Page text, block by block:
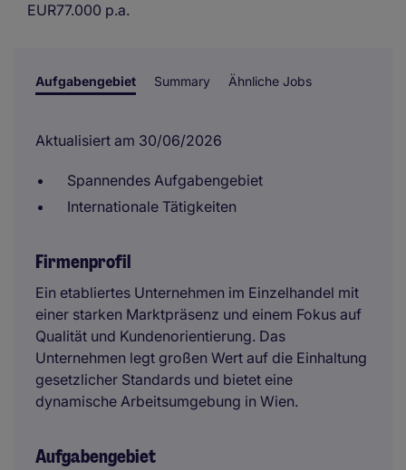
EUR77.000 p.a.
Aufgabengebiet Summary Ähnliche Jobs
Aktualisiert am 30/06/2026
Spannendes Aufgabengebiet
Internationale Tätigkeiten
Firmenprofil
Ein etabliertes Unternehmen im Einzelhandel mit
einer starken Marktpräsenz und einem Fokus auf
Qualität und Kundenorientierung. Das
Unternehmen legt großen Wert auf die Einhaltung
gesetzlicher Standards und bietet eine
dynamische Arbeitsumgebung in Wien.
Aufgabengebiet